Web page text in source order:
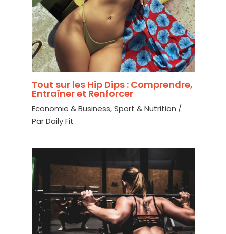
Tout sur les Hip Dips : Comprendre,
Entraîner et Renforcer
Economie & Business,Sport & Nutrition /
ParDaily Fit